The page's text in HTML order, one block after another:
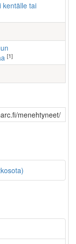
[1]
menehtyneet/